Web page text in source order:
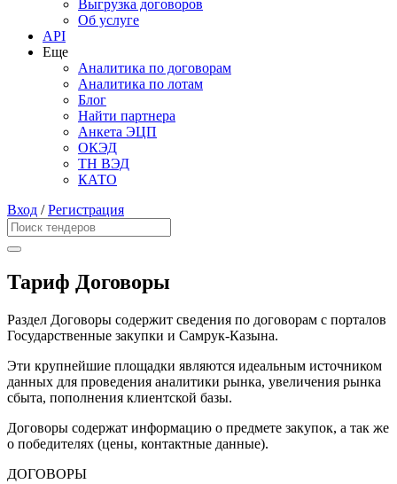
Выгрузка договоров
Об услуге
API
Еще
Аналитика по договорам
Аналитика по лотам
Блог
Найти партнера
Анкета ЭЦП
ОКЭД
ТН ВЭД
КАТО
Вход /Регистрация
Тариф Договоры
Раздел Договоры содержит сведения по договорам с порталов
Государственные закупки и Самрук-Казына.
Эти крупнейшие площадки являются идеальным источником
данных для проведения аналитики рынка, увеличения рынка
сбыта, пополнения клиентской базы.
Договоры содержат информацию о предмете закупок, а так же
о победителях (цены, контактные данные).
ДОГОВОРЫ